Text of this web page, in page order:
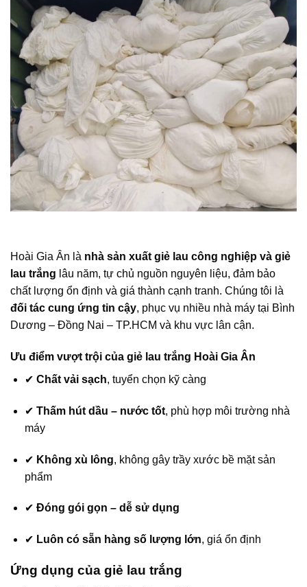
Hoài Gia Ân là nhà sản xuất giẻ lau công nghiệp và giẻ
lau trắng lâu năm, tự chủ nguồn nguyên liệu, đảm bảo
chất lượng ổn định và giá thành cạnh tranh. Chúng tôi là
đối tác cung ứng tin cậy, phục vụ nhiều nhà máy tại Bình
Dương – Đồng Nai – TP.HCM và khu vực lân cận.
Ưu điểm vượt trội của giẻ lau trắng Hoài Gia Ân
✔ Chất vải sạch, tuyển chọn kỹ càng
✔ Thấm hút dầu – nước tốt, phù hợp môi trường nhà
máy
✔ Không xù lông, không gây trầy xước bề mặt sản
phẩm
✔ Đóng gói gọn – dễ sử dụng
✔ Luôn có sẵn hàng số lượng lớn, giá ổn định
Ứng dụng của giẻ lau trắng